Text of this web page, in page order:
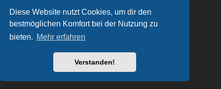
Diese Website nutzt Cookies, um dir den
bestmöglichen Komfort bei der Nutzung zu
bieten. Mehr erfahren
Verstanden!